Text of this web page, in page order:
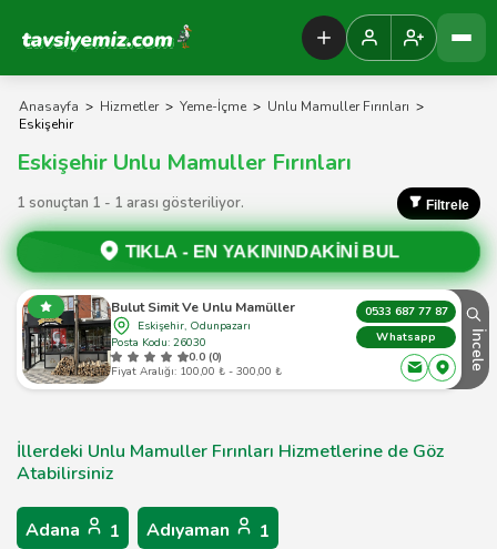
Tavsiyemiz Anasayfa
Anasayfa > Hizmetler > Yeme-İçme > Unlu Mamuller Fırınları >
Eskişehir
Eskişehir Unlu Mamuller Fırınları
1 sonuçtan 1 - 1 arası gösteriliyor. Filtrele
TIKLA - EN YAKININDAKİNİ BUL
Bulut Simit Ve Unlu Mamüller
Eskişehir, Odunpazarı
Posta Kodu: 26030
0.0 (0)
Fiyat Aralığı: 100,00 ₺ - 300,00 ₺
0533 687 77 87
Whatsapp
İncele
İllerdeki Unlu Mamuller Fırınları Hizmetlerine de Göz
Atabilirsiniz
Adana 1 Adıyaman 1